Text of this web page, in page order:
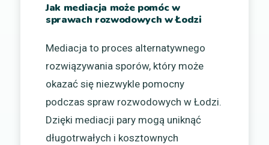
Jak mediacja może pomóc w
sprawach rozwodowych w Łodzi
Mediacja to proces alternatywnego
rozwiązywania sporów, który może
okazać się niezwykle pomocny
podczas spraw rozwodowych w Łodzi.
Dzięki mediacji pary mogą uniknąć
długotrwałych i kosztownych